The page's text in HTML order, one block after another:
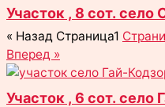
Участок , 8 сот. село
« Назад Страница1
Вперед »
Участок , 6 сот. село